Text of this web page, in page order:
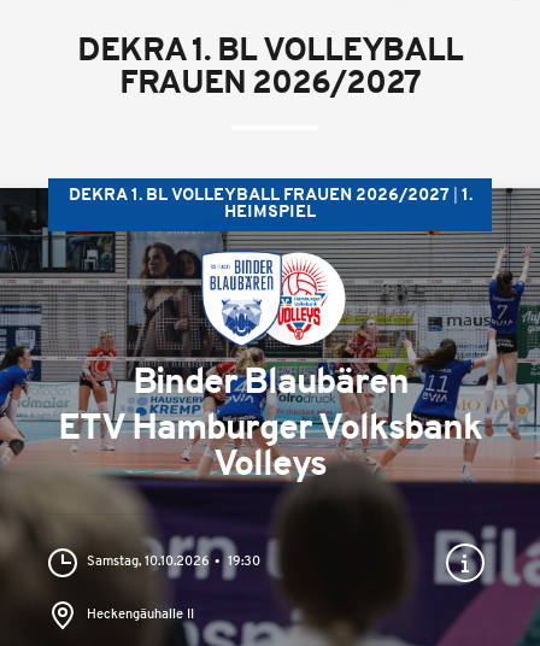
DEKRA 1. BL VOLLEYBALL
FRAUEN 2026/2027
DEKRA 1. BL VOLLEYBALL FRAUEN 2026/2027
1.
HEIMSPIEL
Binder Blaubären
ETV Hamburger Volksbank
Volleys
Samstag, 10.10.2026 19:30
Heckengäuhalle II